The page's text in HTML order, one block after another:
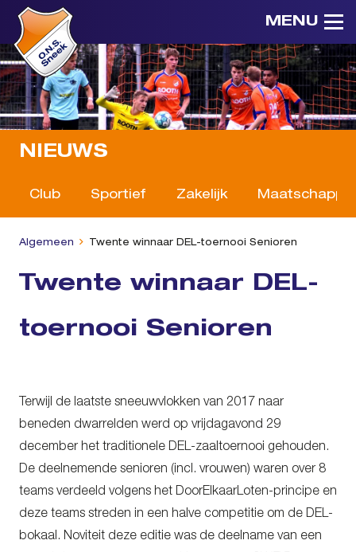
MENU
NIEUWS
Club Sportief Zakelijk
Algemeen Twente winnaar DEL-toernooi Senioren
Twente winnaar DEL-
toernooi Senioren
Terwijl de laatste sneeuwvlokken van 2017 naar
beneden dwarrelden werd op vrijdagavond 29
december het traditionele DEL-zaaltoernooi gehouden.
De deelnemende senioren (incl. vrouwen) waren over 8
teams verdeeld volgens het DoorElkaarLoten-principe en
deze teams streden in een halve competitie om de DEL-
bokaal. Noviteit deze editie was de deelname van een